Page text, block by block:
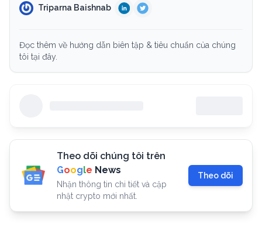
Triparna Baishnab
Đọc thêm về hướng dẫn biên tập & tiêu chuẩn của chúng
tôi tại đây.
Theo dõi chúng tôi trên
Google News
Nhận thông tin chi tiết và cập
nhật crypto mới nhất.
Theo dõi